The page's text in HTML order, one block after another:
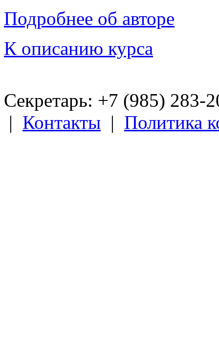
Подробнее об авторе
К описанию курса
Секретарь: +7 (985)
| Контакты | Политика